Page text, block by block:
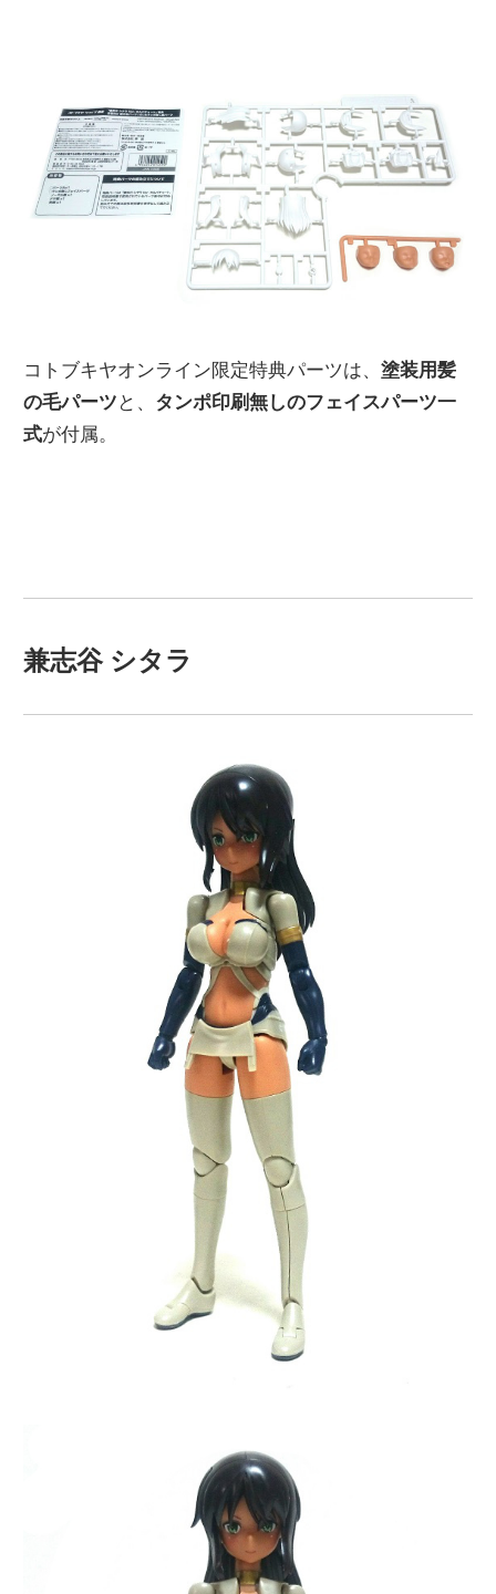
コトブキヤオンライン限定特典パーツは、塗装用髪
の毛パーツと、 タンポ印刷無しのフェイスパーツ一
式が付属。
兼志谷 シタラ